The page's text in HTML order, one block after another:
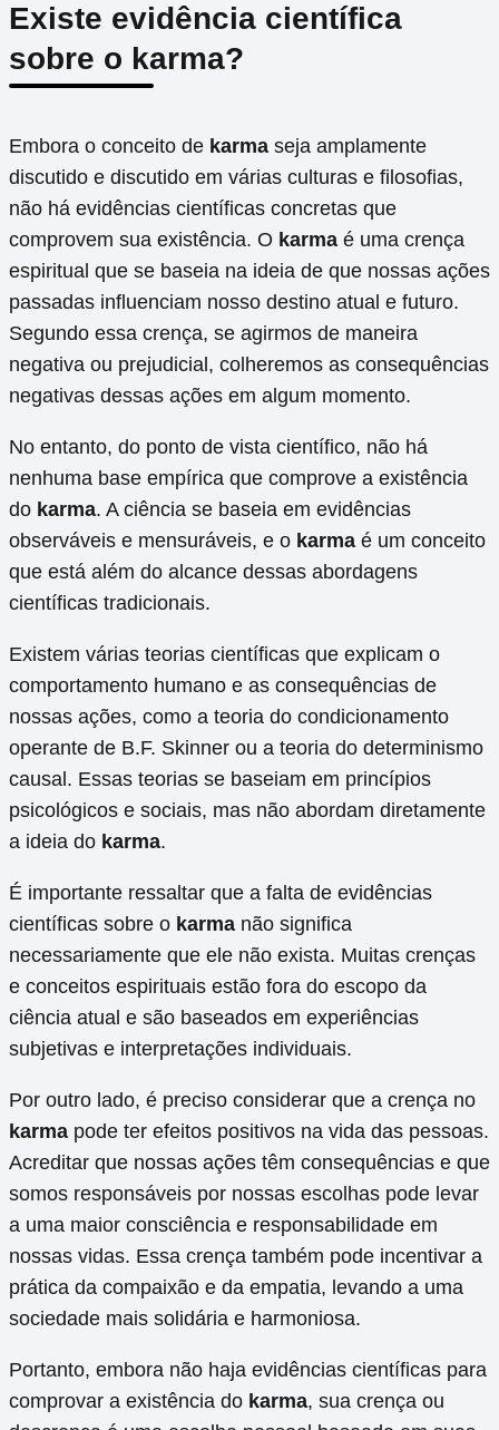
Existe evidência científica
sobre o karma?
Embora o conceito de karma seja amplamente
discutido e discutido em várias culturas e filosofias,
não há evidências científicas concretas que
comprovem sua existência. O karma é uma crença
espiritual que se baseia na ideia de que nossas ações
passadas influenciam nosso destino atual e futuro.
Segundo essa crença, se agirmos de maneira
negativa ou prejudicial, colheremos as consequências
negativas dessas ações em algum momento.
No entanto, do ponto de vista científico, não há
nenhuma base empírica que comprove a existência
do karma. A ciência se baseia em evidências
observáveis e mensuráveis, e o karma é um conceito
que está além do alcance dessas abordagens
científicas tradicionais.
Existem várias teorias científicas que explicam o
comportamento humano e as consequências de
nossas ações, como a teoria do condicionamento
operante de B.F. Skinner ou a teoria do determinismo
causal. Essas teorias se baseiam em princípios
psicológicos e sociais, mas não abordam diretamente
a ideia do karma.
É importante ressaltar que a falta de evidências
científicas sobre o karma não significa
necessariamente que ele não exista. Muitas crenças
e conceitos espirituais estão fora do escopo da
ciência atual e são baseados em experiências
subjetivas e interpretações individuais.
Por outro lado, é preciso considerar que a crença no
karma pode ter efeitos positivos na vida das pessoas.
Acreditar que nossas ações têm consequências e que
somos responsáveis ​​por nossas escolhas pode levar
a uma maior consciência e responsabilidade em
nossas vidas. Essa crença também pode incentivar a
prática da compaixão e da empatia, levando a uma
sociedade mais solidária e harmoniosa.
Portanto, embora não haja evidências científicas para
comprovar a existência do karma, sua crença ou